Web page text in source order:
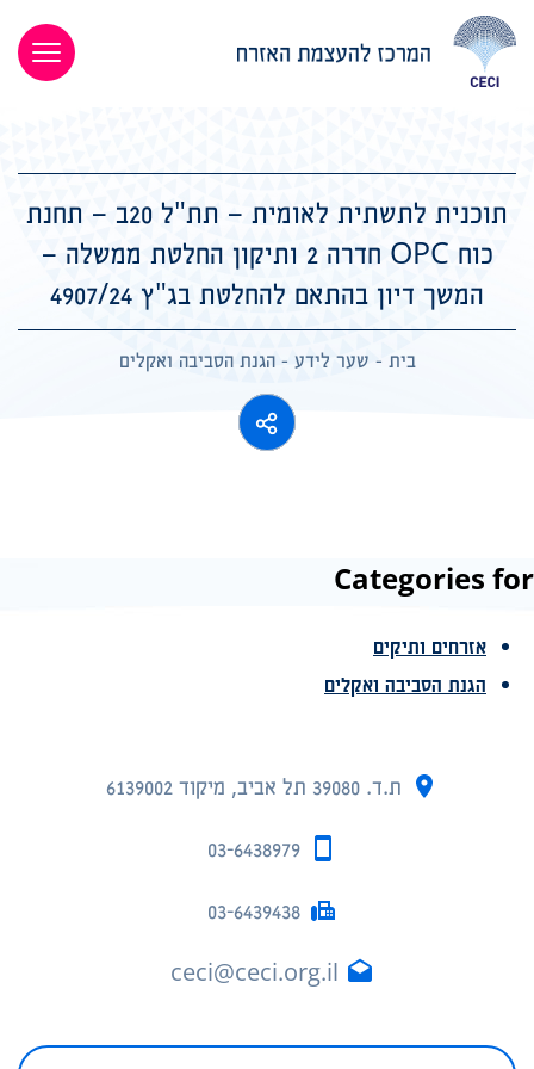
תוכנית לתשתית לאומית – תת"ל 20ב – תחנת
כוח OPC חדרה 2 ותיקון החלטת ממשלה –
המשך דיון בהתאם להחלטת בג"ץ 4907/24
בית - שער לידע -הגנת הסביבה ואקלים
Categories for
אזרחים ותיקים
הגנת הסביבה ואקלים
ת.ד. 39080 תל אביב, מיקוד 6139002
03-6438979
03-6439438
ceci@ceci.org.il